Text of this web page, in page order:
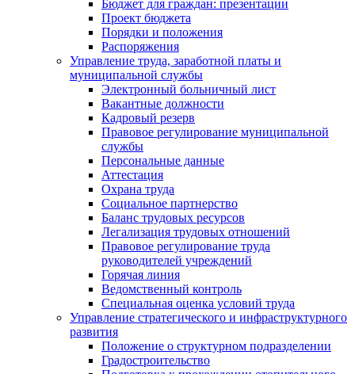
Бюджет для граждан: презентации
Проект бюджета
Порядки и положения
Распоряжения
Управление труда, заработной платы и
муниципальной службы
Электронный больничный лист
Вакантные должности
Кадровый резерв
Правовое регулирование муниципальной
службы
Персональные данные
Аттестация
Охрана труда
Социальное партнерство
Баланс трудовых ресурсов
Легализация трудовых отношений
Правовое регулирование труда
руководителей учреждений
Горячая линия
Ведомственный контроль
Специальная оценка условий труда
Управление стратегического и инфраструктурного
развития
Положение о структурном подразделении
Градостроительство